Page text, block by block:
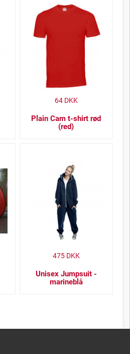
Plain Cam t-shirt rød
(red)
64DKK
Unisex Jumpsuit -
marineblå
475DKK